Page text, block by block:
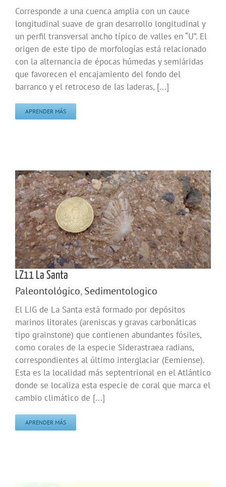
Corresponde a una cuenca amplia con un cauce
longitudinal suave de gran desarrollo longitudinal y
un perfil transversal ancho típico de valles en “U”. El
origen de este tipo de morfologías está relacionado
con la alternancia de épocas húmedas y semiáridas
que favorecen el encajamiento del fondo del
barranco y el retroceso de las laderas, [...]
APRENDER MÁS
LZ11 La Santa
Paleontológico,Sedimentologico
El LIG de La Santa está formado por depósitos
marinos litorales (areniscas y gravas carbonáticas
tipo grainstone) que contienen abundantes fósiles,
como corales de la especie Siderastraea radians,
correspondientes al último interglaciar (Eemiense).
Esta es la localidad más septentrional en el Atlántico
donde se localiza esta especie de coral que marca el
cambio climático de [...]
APRENDER MÁS